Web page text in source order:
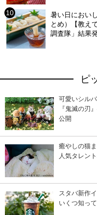
暑い日におい
とめ）【教え
調査隊」結果
ピ
可愛いシル
『鬼滅の刃
公開
癒やしの猫
人気タレン
スタバ新作
いくつ知っ